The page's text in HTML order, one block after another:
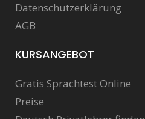
Datenschutzerklärung
AGB
KURSANGEBOT
Gratis Sprachtest Online
Preise